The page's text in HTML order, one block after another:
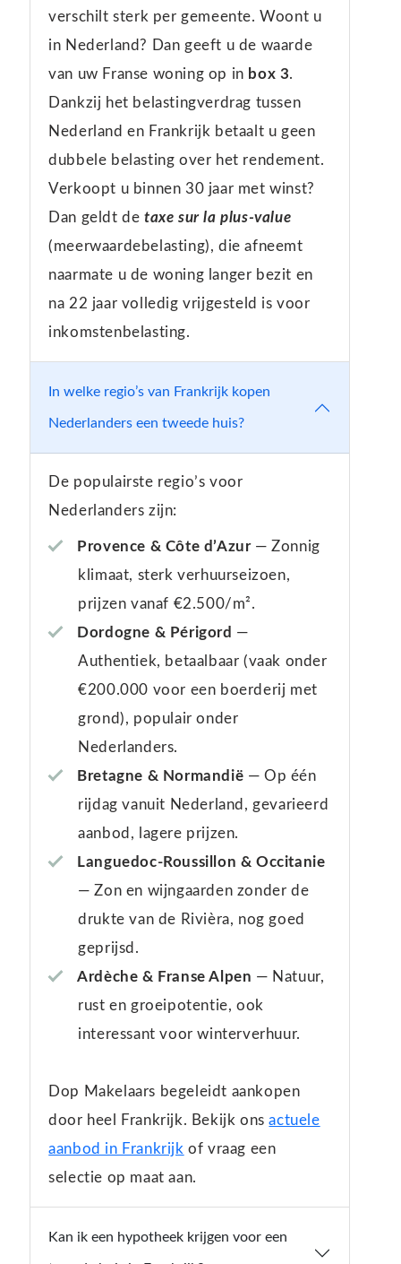
verschilt sterk per gemeente. Woont u
in Nederland? Dan geeft u de waarde
van uw Franse woning op in box 3.
Dankzij het belastingverdrag tussen
Nederland en Frankrijk betaalt u geen
dubbele belasting over het rendement.
Verkoopt u binnen 30 jaar met winst?
Dan geldt detaxe sur la plus-value
(meerwaardebelasting), die afneemt
naarmate u de woning langer bezit en
na 22 jaar volledig vrijgesteld is voor
inkomstenbelasting.
In welke regio’s van Frankrijk kopen
Nederlanders een tweede huis?
De populairste regio’s voor
Nederlanders zijn:
Provence & Côte d’Azur— Zonnig
klimaat, sterk verhuurseizoen,
prijzen vanaf €2.500/m².
Dordogne & Périgord —
Authentiek, betaalbaar (vaak onder
€200.000 voor een boerderij met
grond), populair onder
Nederlanders.
Bretagne & Normandië — Op één
rijdag vanuit Nederland, gevarieerd
aanbod, lagere prijzen.
Languedoc-Roussillon & Occitanie
— Zon en wijngaarden zonder de
drukte van de Rivièra, nog goed
geprijsd.
Ardèche & Franse Alpen — Natuur,
rust en groeipotentie, ook
interessant voor winterverhuur.
Dop Makelaars begeleidt aankopen
door heel Frankrijk. Bekijk onsactuele
aanbod in Frankrijk of vraag een
selectie op maat aan.
Kan ik een hypotheek krijgen voor een